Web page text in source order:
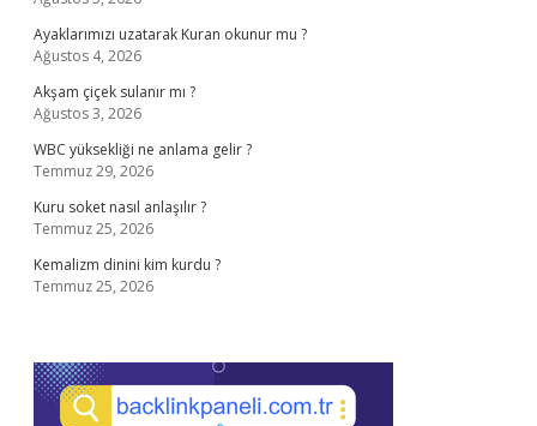
Ayaklarımızı uzatarak Kuran okunur mu ?
Ağustos 4, 2026
Akşam çiçek sulanır mı ?
Ağustos 3, 2026
WBC yüksekliği ne anlama gelir ?
Temmuz 29, 2026
Kuru soket nasıl anlaşılır ?
Temmuz 25, 2026
Kemalizm dinini kim kurdu ?
Temmuz 25, 2026